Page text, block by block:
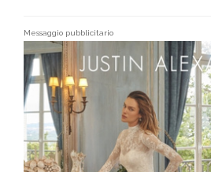
Messaggio pubblicitario